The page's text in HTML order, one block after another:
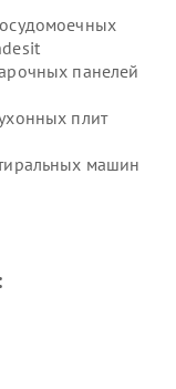
панелей
плит
машин